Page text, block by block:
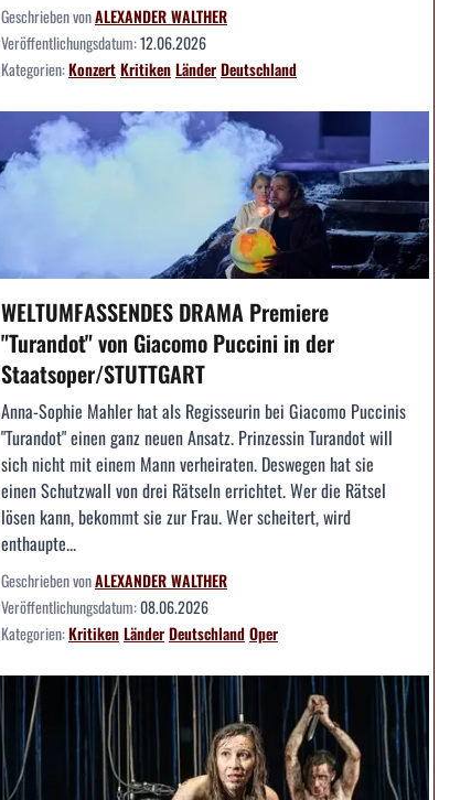
Geschrieben vonALEXANDER WALTHER
Veröffentlichungsdatum:12.06.2026
Kategorien:KonzertKritikenLänderDeutschland
WELTUMFASSENDES DRAMA Premiere
"Turandot" von Giacomo Puccini in der
Staatsoper/STUTTGART
Anna-Sophie Mahler hat als Regisseurin bei Giacomo Puccinis
"Turandot" einen ganz neuen Ansatz. Prinzessin Turandot will
sich nicht mit einem Mann verheiraten. Deswegen hat sie
einen Schutzwall von drei Rätseln errichtet. Wer die Rätsel
lösen kann, bekommt sie zur Frau. Wer scheitert, wird
enthaupte...
Geschrieben vonALEXANDER WALTHER
Veröffentlichungsdatum:08.06.2026
Kategorien:KritikenLänderDeutschlandOper